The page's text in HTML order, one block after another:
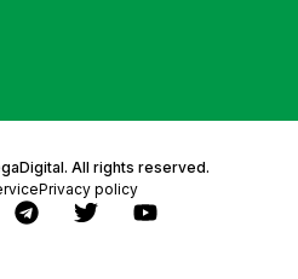
All rights reserved.
Privacy policy